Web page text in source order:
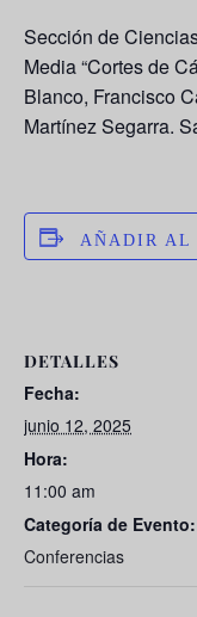
Sección de
Media “Cortes de
Blanco, Francisco
Martínez Segarra.
AÑADIR AL
DETALLES
Fecha:
junio 12, 2025
Hora:
11:00 am
Categoría de Evento:
Conferencias